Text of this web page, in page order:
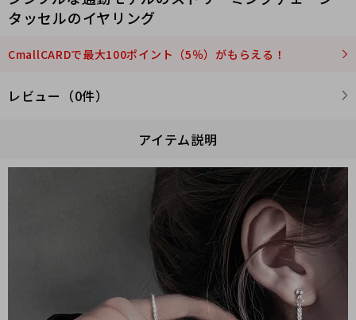
タッセルのイヤリング
CmallCARDで最大100ポイント（5％）がもらえる！
レビュー（0件）
アイテム説明